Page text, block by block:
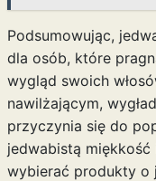
Podsumowując,
dla osób, które
wygląd swoich
nawilżającym,
przyczynia się do
jedwabistą miękkość
wybierać produkty o